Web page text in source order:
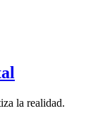
la realidad.